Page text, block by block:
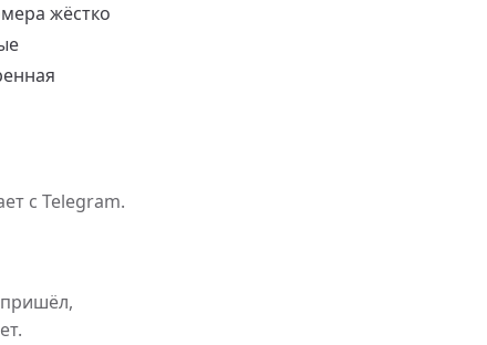
жёстко
с Telegram.
пришёл,